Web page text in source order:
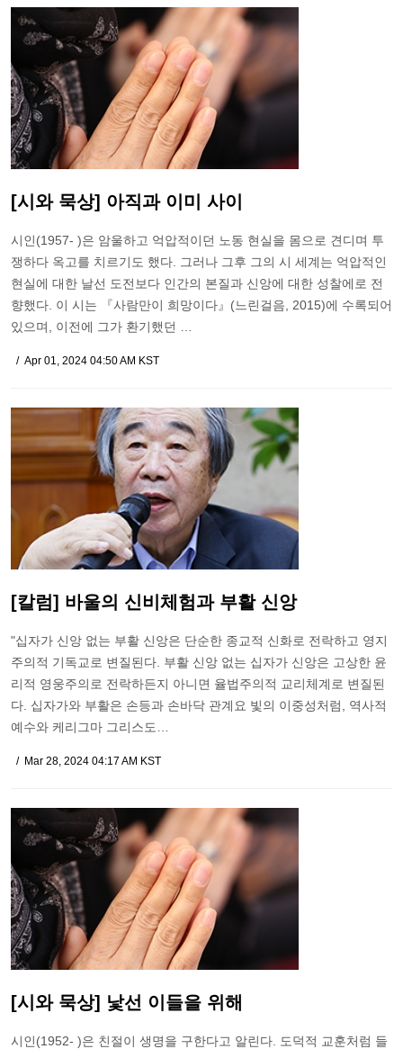
[시와 묵상] 아직과 이미 사이
시인(1957- )은 암울하고 억압적이던 노동 현실을 몸으로 견디며 투
쟁하다 옥고를 치르기도 했다. 그러나 그후 그의 시 세계는 억압적인
현실에 대한 날선 도전보다 인간의 본질과 신앙에 대한 성찰에로 전
향했다. 이 시는 『사람만이 희망이다』(느린걸음, 2015)에 수록되어
있으며, 이전에 그가 환기했던 …
Apr 01, 2024 04:50 AM KST
[칼럼] 바울의 신비체험과 부활 신앙
"십자가 신앙 없는 부활 신앙은 단순한 종교적 신화로 전락하고 영지
주의적 기독교로 변질된다. 부활 신앙 없는 십자가 신앙은 고상한 윤
리적 영웅주의로 전락하든지 아니면 율법주의적 교리체계로 변질된
다. 십자가와 부활은 손등과 손바닥 관계요 빛의 이중성처럼, 역사적
예수와 케리그마 그리스도…
Mar 28, 2024 04:17 AM KST
[시와 묵상] 낯선 이들을 위해
시인(1952- )은 친절이 생명을 구한다고 알린다. 도덕적 교훈처럼 들